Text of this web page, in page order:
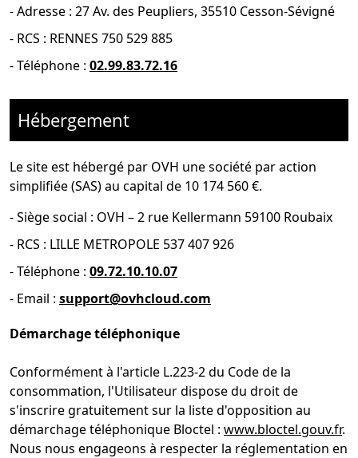
-Adresse : 27 Av. des Peupliers, 35510 Cesson-Sévigné
- RCS : RENNES 750 529 885
- Téléphone : 02.99.83.72.16
Hébergement
Le site est hébergé par OVH une société par action
simplifiée (SAS) au capital de 10 174 560 €.
-Siège social : OVH – 2 rue Kellermann 59100 Roubaix
- RCS : LILLE METROPOLE 537 407 926
- Téléphone : 09.72.10.10.07
- Email : support@ovhcloud.com
Démarchage téléphonique
Conformément à l'article L.223-2 du Code de la
consommation, l'Utilisateur dispose du droit de
s'inscrire gratuitement sur la liste d'opposition au
démarchage téléphonique Bloctel : www.bloctel.gouv.fr.
Nous nous engageons à respecter la réglementation en